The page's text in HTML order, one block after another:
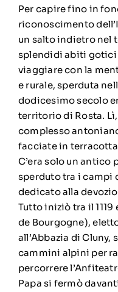
Per capire fino in
riconoscimento
un salto indietro nel
splendidi abiti gotici
viaggiare con la
e rurale, sperduta
dodicesimo secolo
territorio di Rosta.
complesso
facciate in
C’era solo un antico
sperduto tra i campi
dedicato alla
Tutto iniziò tra il 1119
de Bourgogne),
all’Abbazia di Cluny,
cammini alpini per
percorrere
Papa si fermò